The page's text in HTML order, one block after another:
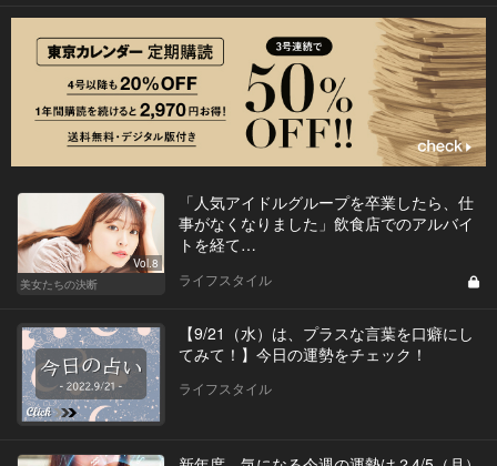
Vol.8
美女たちの決断
「人気アイドルグループを卒業したら、仕
事がなくなりました」飲食店でのアルバイ
トを経て…
ライフスタイル
【9/21（水）は、プラスな言葉を口癖にし
てみて！】今日の運勢をチェック！
ライフスタイル